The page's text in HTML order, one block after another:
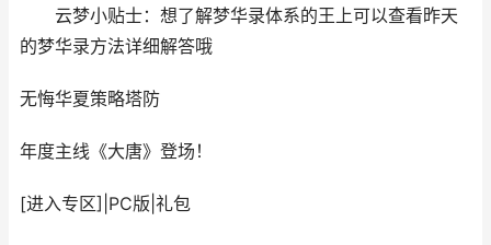
云梦小贴士：想了解梦华录体系的王上可以查看昨天
的梦华录方法详细解答哦
无悔华夏策略塔防
年度主线《大唐》登场！
[进入专区] PC版 礼包